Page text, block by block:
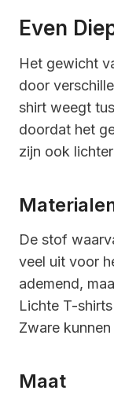
Even
Het gewicht
door
shirt weegt
doordat het
zijn ook
De stof
veel uit voor
ademend,
Lichte T-
Zware
Maat